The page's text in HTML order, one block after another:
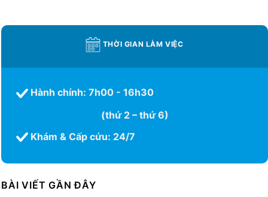
THỜI GIAN LÀM VIỆC
Hành chính: 7h00 - 16h30
(thứ 2 – thứ 6)
Khám & Cấp cứu: 24/7
BÀI VIẾT GẦN ĐÂY